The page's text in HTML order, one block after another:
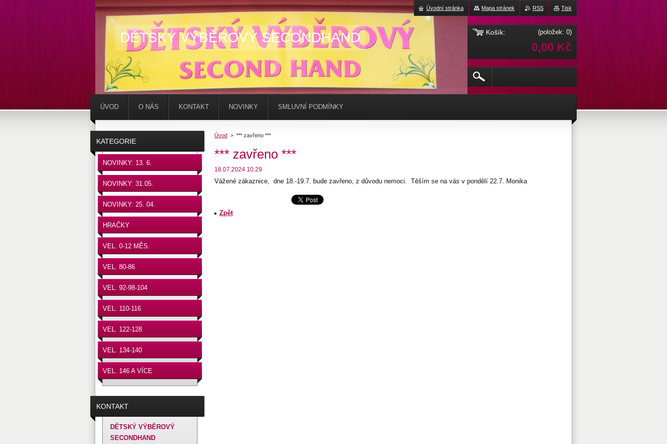
DĚTSKÝ VÝBĚROVÝ SECONDHAND
Úvod > *** zavřeno ***
*** zavřeno ***
18.07.2024 10:29
Vážené zákaznice, dne 18.-19.7. bude zavřeno, z důvodu nemoci. Těším se na vás v pondělí 22.7. Monika
Zpět
KATEGORIE
NOVINKY: 13. 6.
NOVINKY: 31.05.
NOVINKY: 25. 04.
HRAČKY
VEL. 0-12 MĚS.
VEL. 80-86
VEL. 92-98-104
VEL. 110-116
VEL. 122-128
VEL. 134-140
VEL. 146 A VÍCE
KONTAKT
DĚTSKÝ VÝBĚROVÝ
SECONDHAND
ÚVOD O NÁS KONTAKT NOVINKY SMLUVNÍ PODMÍNKY
Tisk
RSS
Mapa stránek
Úvodní stránka
Košík: (položek: 0)
0,00 Kč